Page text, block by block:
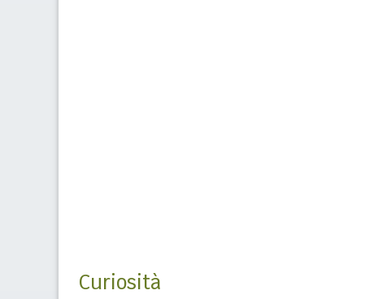
Curiosità